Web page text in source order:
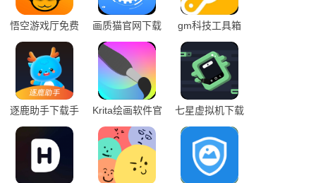
悟空游戏厅免费
安装最新版本
画质猫官网下载
gm科技工具箱
下载官网手机版
逐鹿助手下载手
机版官网版
Krita绘画软件官
方版下载手机版
七星虚拟机下载
安装